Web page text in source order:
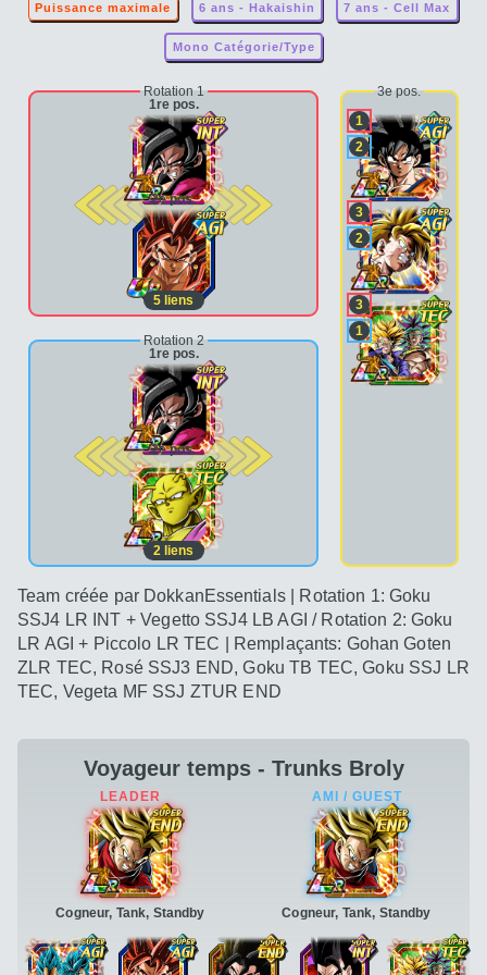
Puissance maximale 6 ans - Hakaishin 7 ans - Cell Max
Mono Catégorie/Type
Rotation 1
1re pos.
2e pos.
5 liens
Rotation 2
1re pos.
2e pos.
2 liens
3e pos.
1
2
3
2
3
1
Team créée par DokkanEssentials | Rotation 1: Goku
SSJ4 LR INT + Vegetto SSJ4 LB AGI / Rotation 2: Goku
LR AGI + Piccolo LR TEC | Remplaçants: Gohan Goten
ZLR TEC, Rosé SSJ3 END, Goku TB TEC, Goku SSJ LR
TEC, Vegeta MF SSJ ZTUR END
Voyageur temps - Trunks Broly
Cogneur, Tank, Standby Cogneur, Tank, Standby